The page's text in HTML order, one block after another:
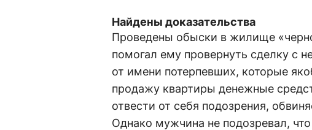
Найдены доказательства
Проведены обыски в жилище
помогал ему провернуть сделку с
от имени потерпевших, которые
продажу квартиры денежные
отвести от себя подозрения,
Однако мужчина не подозревал,